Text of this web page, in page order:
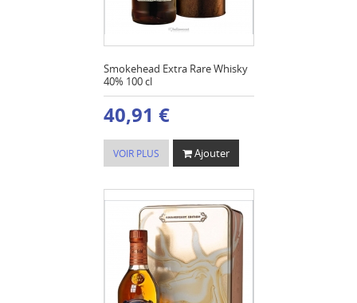
Smokehead Extra Rare Whisky
40% 100 cl
40,91 €
VOIR PLUS Ajouter